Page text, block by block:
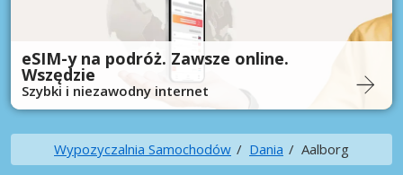
eSIM-y na podróż. Zawsze online.
Wszędzie
Szybki i niezawodny internet
Wypozyczalnia Samochodów Dania Aalborg